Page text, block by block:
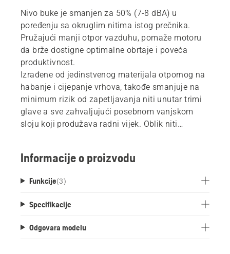
Nivo buke je smanjen za 50% (7-8 dBA) u
poređenju sa okruglim nitima istog prečnika.
Pružajući manji otpor vazduhu, pomaže motoru
da brže dostigne optimalne obrtaje i poveća
produktivnost.
Izrađene od jedinstvenog materijala otpornog na
habanje i cijepanje vrhova, takođe smanjuje na
minimum rizik od zapetljavanja niti unutar trimi
glave a sve zahvaljujući posebnom vanjskom
sloju koji produžava radni vijek. Oblik niti
Informacije o proizvodu
Funkcije(3)
Specifikacije
Odgovara modelu